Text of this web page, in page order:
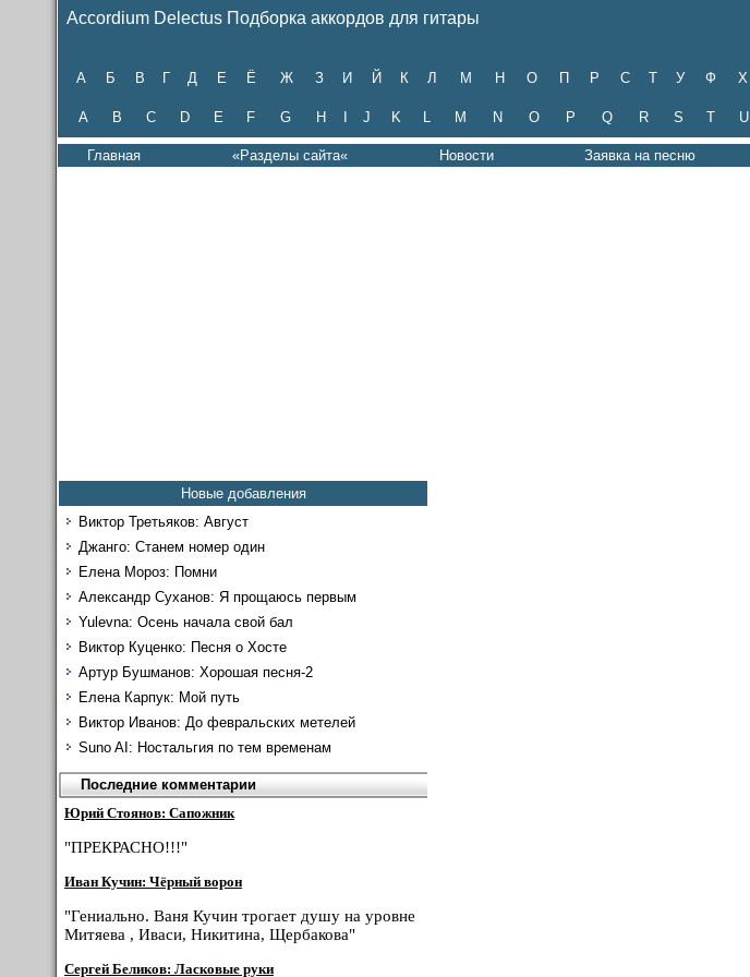
Accordium Delectus Подборка аккордов для гитары
А Б В Г Д Е Ё Ж З И Й К Л М Н О П Р С Т У Ф Х
A B C D E F G H J K L M N O P Q R S T U
Главная «Разделы сайта« Новости Заявка на песню
Новые добавления
Виктор Третьяков: Август
Джанго: Станем номер один
Елена Мороз: Помни
Александр Суханов: Я прощаюсь первым
Yulevna: Осень начала свой бал
Виктор Куценко: Песня о Хосте
Артур Бушманов: Хорошая песня-2
Елена Карпук: Мой путь
Виктор Иванов: До февральских метелей
Suno AI: Ностальгия по тем временам
Последние комментарии
Юрий Стоянов: Сапожник
"ПРЕКРАСНО!!!"
Иван Кучин: Чёрный ворон
"Гениально. Ваня Кучин трогает душу на уровне
Митяева , Иваси, Никитина, Щербакова"
Сергей Беликов: Ласковые руки